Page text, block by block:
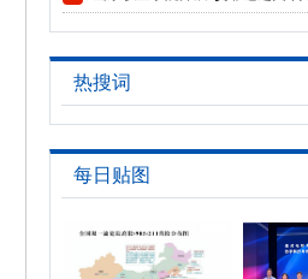
之光”非遗文化体验活动
热搜词
每日贴图